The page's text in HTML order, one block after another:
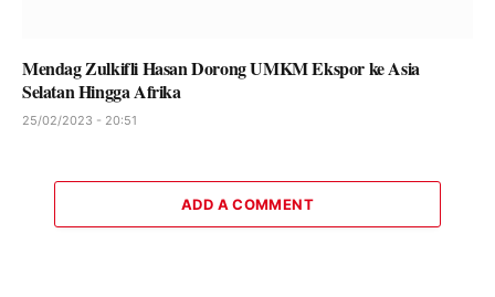
Mendag Zulkifli Hasan Dorong UMKM Ekspor ke Asia
Selatan Hingga Afrika
25/02/2023 - 20:51
ADD A COMMENT